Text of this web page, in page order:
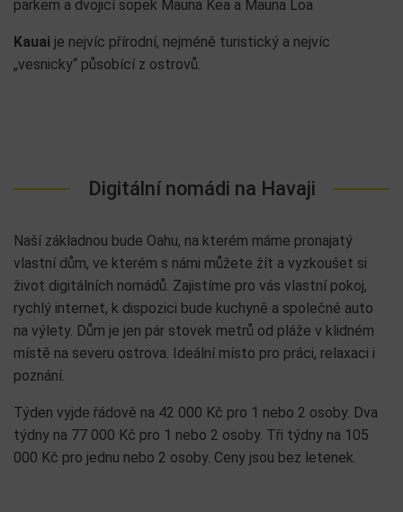
parkem a dvojicí sopek Mauna Kea a Mauna Loa
Kauai je nejvíc přírodní, nejméně turistický a nejvíc
„vesnicky“ působící z ostrovů.
Digitální nomádi na Havaji
Naší základnou bude Oahu, na kterém máme pronajatý
vlastní dům, ve kterém s námi můžete žít a vyzkoušet si
život digitálních nomádů. Zajistíme pro vás vlastní pokoj,
rychlý internet, k dispozici bude kuchyně a společné auto
na výlety. Dům je jen pár stovek metrů od pláže v klidném
místě na severu ostrova. Ideální místo pro práci, relaxaci i
poznání.
Týden vyjde řádově na 42 000 Kč pro 1 nebo 2 osoby. Dva
týdny na 77 000 Kč pro 1 nebo 2 osoby. Tři týdny na 105
000 Kč pro jednu nebo 2 osoby. Ceny jsou bez letenek.